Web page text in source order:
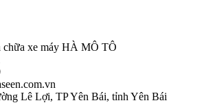
chữa xe máy HÀ MÔ TÔ
Lê Lợi, TP Yên Bái, tỉnh Yên Bái